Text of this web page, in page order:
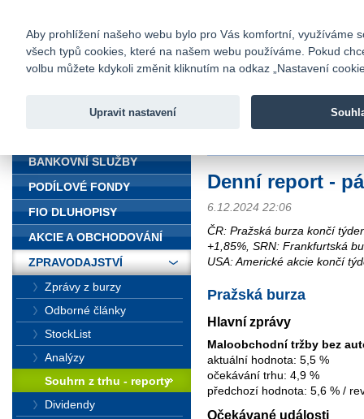
Fio banka
Fio banka
Denní report -
6.12.2024 22:06
ČR: Pražská burza končí
+1,85%, SRN: Frankfurtská
USA: Americké akcie končí
Pražská burza
Hlavní zprávy
Maloobchodní tržby bez
aktuální hodnota: 5,5 %
očekávání trhu: 4,9 %
předchozí hodnota: 5,6 % /
Očekávané události
BANKOVNÍ SLUŽBY
PODÍLOVÉ FONDY
FIO DLUHOPISY
AKCIE A OBCHODOVÁNÍ
ZPRAVODAJSTVÍ
Zprávy z burzy
Odborné články
StockList
Analýzy
Souhrn z trhu - reporty
Dividendy
Aby prohlížení našeho webu bylo pro Vás komfortní, využíváme
všech typů cookies, které na našem webu používáme. Pokud
volbu můžete kdykoli změnit kliknutím na odkaz „Nastavení
Upravit nastavení